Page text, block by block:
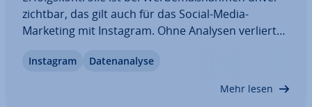
zicht­bar, das gilt auch für das Social-Media-
Marketing mit Instagram. Ohne Analysen verliert
verloren und die hart um­wor­be­nen Follower
Instagram Da­ten­ana­ly­se
Mehr lesen